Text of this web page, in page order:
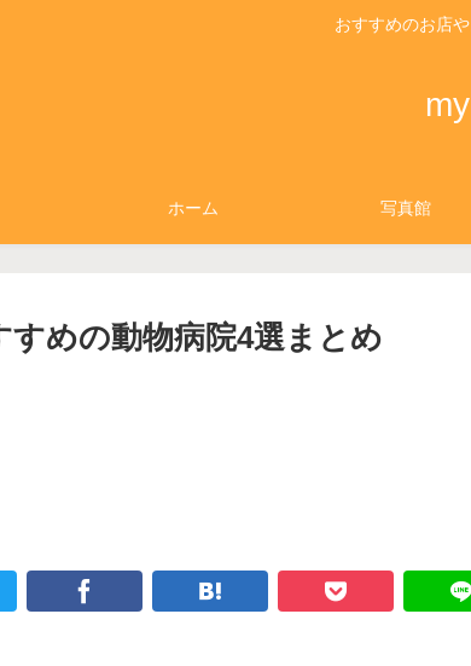
おすすめのお店
ホーム 写真館
すめの動物病院4選まとめ